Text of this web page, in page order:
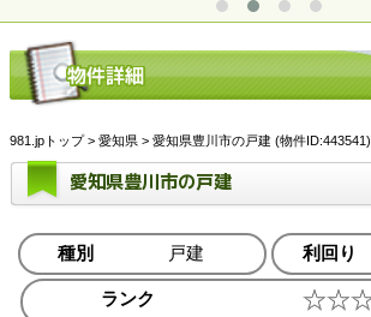
981.jpトップ> 愛知県 > 愛知県豊川市の戸建 (物件ID:443541)
愛知県豊川市の戸建
種別 戸建 利回り
ランク